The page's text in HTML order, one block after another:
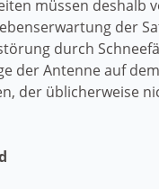
müssen deshalb
der
durch
der Antenne auf
der üblicherweise